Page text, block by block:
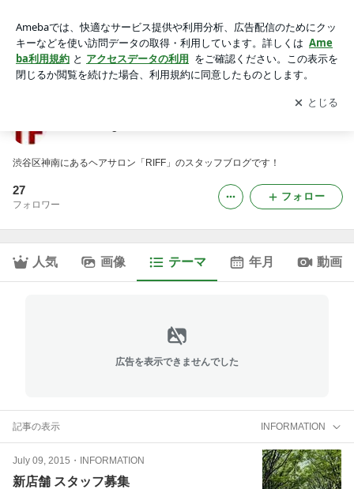
アプリをダウンロードして ブログの更新通知
を受け取りまし
ょう。
開く
渋谷区神南にあるヘアサロン「RIFF」のスタッフブログです！
27
フォロワー
フォロー
人気 画像 テーマ 年月 動画
広告を表示できませんでした
記事の表示 INFORMATION
July 09, 2015 ・ INFORMATION
新店舗 スタッフ募集